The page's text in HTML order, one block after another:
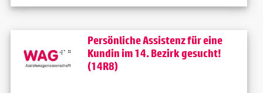
Persönliche Assistenz für eine
Kundin im 14. Bezirk gesucht!
(14R8)